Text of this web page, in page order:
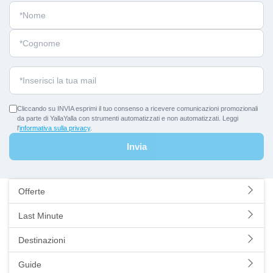
Cliccando su INVIA esprimi il tuo consenso a ricevere comunicazioni promozionali
da parte di YallaYalla con strumenti automatizzati e non automatizzati. Leggi
l'informativa sulla privacy.
Invia
Offerte
Last Minute
Destinazioni
Guide